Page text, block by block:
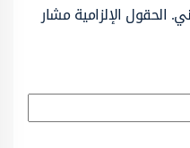
الحقول الإلزامية مشار